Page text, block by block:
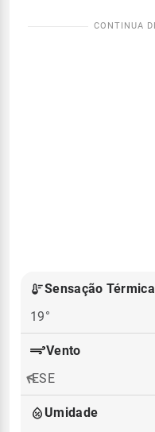
Sensação Térmica
19°
Vento
ESE
Umidade